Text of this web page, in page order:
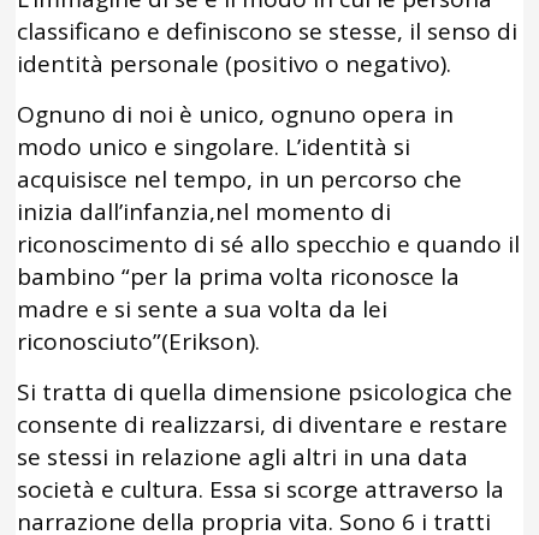
classificano e definiscono se stesse, il senso di
identità personale (positivo o negativo).
Ognuno di noi è unico, ognuno opera in
modo unico e singolare. L’identità si
acquisisce nel tempo, in un percorso che
inizia dall’infanzia,nel momento di
riconoscimento di sé allo specchio e quando il
bambino “per la prima volta riconosce la
madre e si sente a sua volta da lei
riconosciuto”(Erikson).
Si tratta di quella dimensione psicologica che
consente di realizzarsi, di diventare e restare
se stessi in relazione agli altri in una data
società e cultura. Essa si scorge attraverso la
narrazione della propria vita. Sono 6 i tratti